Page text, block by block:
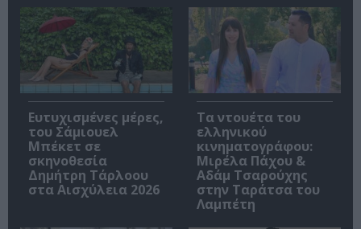
Ευτυχισμένες μέρες,
του Σάμιουελ
Μπέκετ σε
σκηνοθεσία
Δημήτρη Τάρλοου
στα Αισχύλεια 2026
Τα ντουέτα του
ελληνικού
κινηματογράφου:
Μιρέλα Πάχου &
Αδάμ Τσαρούχης
στην Ταράτσα του
Λαμπέτη